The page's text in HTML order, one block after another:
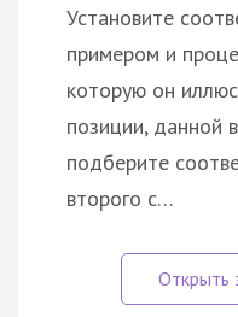
Установите
примером и
которую он
позиции, данной
подберите
второго с…